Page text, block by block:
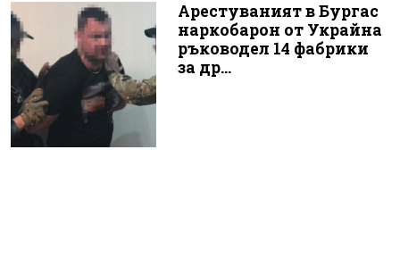
Арестуваният в Бургас
наркобарон от Украйна
ръководел 14 фабрики
за др...